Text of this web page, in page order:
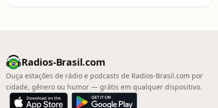
Radios-Brasil.com
Ouça estações de rádio e podcasts de Radios-Brasil.com por
cidade, gênero ou humor — grátis em qualquer dispositivo.